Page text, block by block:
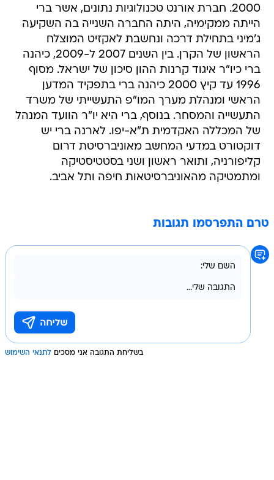
2000. חברת אורנט טכנולוגיות נתונים, אשר ברי
הייתה ממקימיה, היתה החברה השנייה בה השקיעה
ג'מיני בתחילת דרכה ונחשבת לאקזיט המוצלח
הראשון של הקרן. בין השנים 2007 ל-2009, כיהנה
ברי כיו"ר איגוד קרנות ההון סיכון של ישראל. מסוף
1996 עד קיץ 2000 כיהנה ברי בתפקיד המדען
הראשי ומנהלת מערך המו"פ התעשייתי של משרד
התעשייה והמסחר. בנוסף, ברי היא יו"ר הוועד המנהל
של המכללה האקדמית ת"א-יפו. לארנה ברי יש
דוקטורט במדעי המחשב מאוניברסיטת דרום
קליפורניה, ותואר ראשון ושני בסטטיסטיקה
ומתמטיקה מהאוניברסיטאות חיפה ותל אביב.
טרם התפרסמו תגובות
בשליחת התגובה אני מסכים לתנאי השימוש